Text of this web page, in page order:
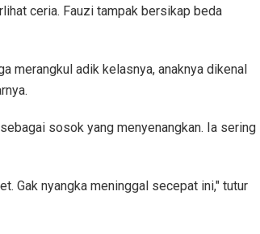
ceria. Fauzi tampak bersikap beda
merangkul adik kelasnya, anaknya dikenal
sosok yang menyenangkan. Ia sering
Gak nyangka meninggal secepat ini," tutur